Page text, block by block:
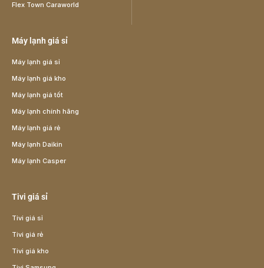
Flex Town Caraworld
Máy lạnh giá sỉ
Máy lạnh giá sỉ
Máy lạnh giá kho
Máy lạnh giá tốt
Máy lạnh chính hãng
Máy lạnh giá rẻ
Máy lạnh Daikin
Máy lạnh Casper
Tivi giá sỉ
Tivi giá sỉ
Tivi giá rẻ
Tivi giá kho